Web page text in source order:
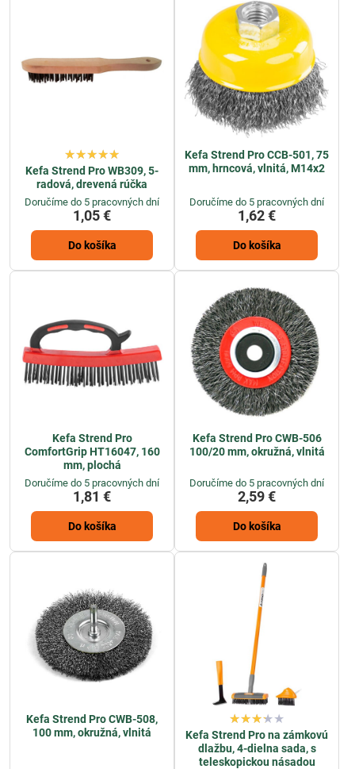
Kefa Strend Pro WB309, 5-
radová, drevená rúčka
Doručíme do 5 pracovných dní
1,05 €
Do košíka
Kefa Strend Pro CCB-501, 75
mm, hrncová, vlnitá, M14x2
Doručíme do 5 pracovných dní
1,62 €
Do košíka
Kefa Strend Pro
ComfortGrip HT16047, 160
mm, plochá
Doručíme do 5 pracovných dní
1,81 €
Do košíka
Kefa Strend Pro CWB-506
100/20 mm, okružná, vlnitá
Doručíme do 5 pracovných dní
2,59 €
Do košíka
Kefa Strend Pro CWB-508,
100 mm, okružná, vlnitá
Kefa Strend Pro na zámkovú
dlažbu, 4-dielna sada, s
teleskopickou násadou